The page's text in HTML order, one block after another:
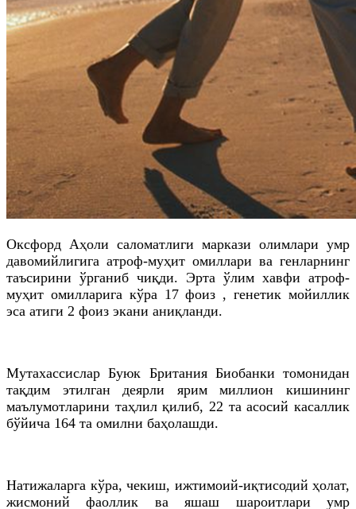
Оксфорд Аҳоли саломатлиги маркази олимлари умр
давомийлигига атроф-муҳит омиллари ва генларнинг
таъсирини ўрганиб чиқди. Эрта ўлим хавфи атроф-
муҳит омилларига кўра 17 фоиз , генетик мойиллик
эса атиги 2 фоиз экани аниқланди.
Мутахассислар Буюк Британия Биобанки томонидан
тақдим этилган деярли ярим миллион кишининг
маълумотларини таҳлил қилиб, 22 та асосий касаллик
бўйича 164 та омилни баҳолашди.
Натижаларга кўра, чекиш, ижтимоий-иқтисодий ҳолат,
жисмоний фаоллик ва яшаш шароитлари умр